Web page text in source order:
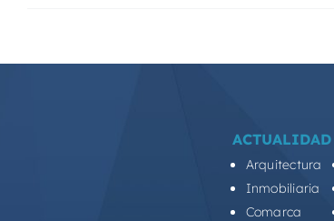
ACTUALIDAD
Arquitectura
Inmobiliaria
Comarca